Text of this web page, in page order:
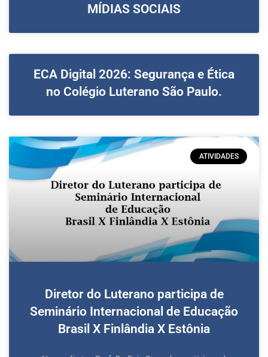
MÍDIAS SOCIAIS
ECA Digital 2026: Segurança e Ética
no Colégio Luterano São Paulo.
ATIVIDADES
Diretor do Luterano participa de
Seminário Internacional de Educação
Brasil X Finlândia X Estônia